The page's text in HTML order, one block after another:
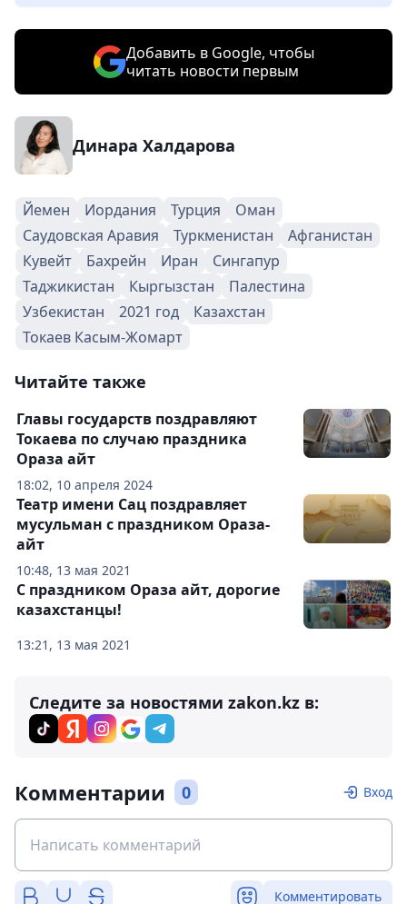
Добавить в Google, чтобы
читать новости первым
Динара Халдарова
Йемен Иордания Турция
Оман
Саудовская Аравия
Туркменистан
Афганистан
Кувейт
Бахрейн Иран
Сингапур
Таджикистан
Кыргызстан
Палестина
Узбекистан
2021 год
Казахстан
Токаев Касым-Жомарт
Читайте также
18:02, 10 апреля 2024
Главы государств поздравляют
Токаева по случаю праздника
Ораза айт
10:48, 13 мая 2021
Театр имени Сац поздравляет
мусульман с праздником Ораза-
айт
13:21, 13 мая 2021
С праздником Ораза айт, дорогие
казахстанцы!
Следите за новостями zakon.kz в:
Комментарии 0 Вход
Комментировать